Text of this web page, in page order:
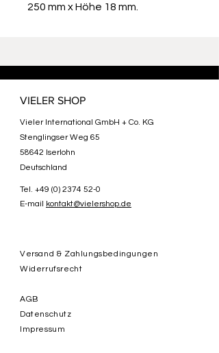
250 mm x Höhe 18 mm.
VIELER SHOP
Vieler International GmbH + Co. KG
Stenglingser Weg 65
58642 Iserlohn
Deutschland
Tel. +49 (0) 2374 52-0
E-mail
kontakt@vielershop.de
Versand & Zahlungsbedingungen
Widerrufsrecht
AGB
Datenschutz
Impressum